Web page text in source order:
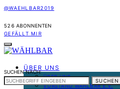
@WAEHLBAR2019
526 ABONNENTEN
GEFÄLLT MIR
ÜBER UNS
ÜBER UNS
VORSTAND WÄHLBAR E.V.
SUCHEN NACH:
SUCHEN